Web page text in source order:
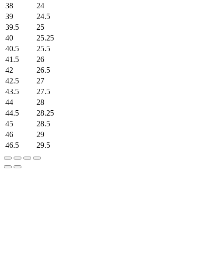
38
24
39
24.5
39.5
25
40
25.25
40.5
25.5
41.5
26
42
26.5
42.5
27
43.5
27.5
44
28
44.5
28.25
45
28.5
46
29
46.5
29.5